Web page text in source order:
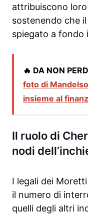
attribuiscono
sostenendo che
spiegato a fondo
🔥 DA NON
foto di
insieme al
Il ruolo di
nodi
I legali dei
il numero di
quelli degli altri